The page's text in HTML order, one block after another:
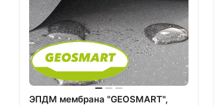
ЭПДМ мембрана "GEOSMART",